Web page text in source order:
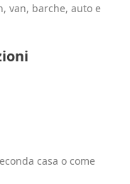
van, barche, auto e
casa o come